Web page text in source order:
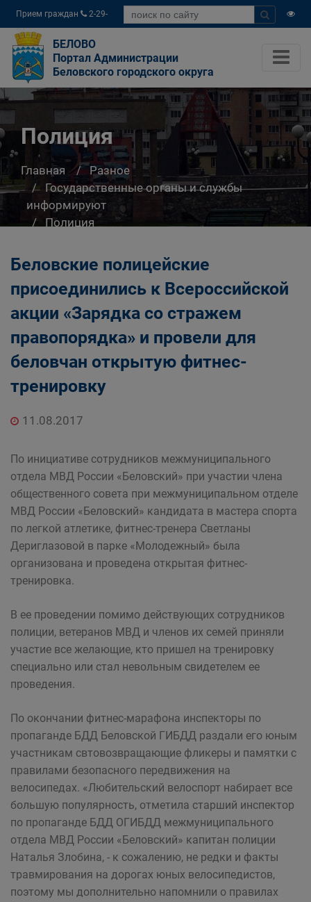
Прием граждан
2-29-
04
БЕЛОВО
Портал Администрации
Беловского городского округа
Полиция
Главная
Разное
Государственные органы и службы
информируют
Полиция
Беловские полицейские
присоединились к Всероссийской
акции «Зарядка со стражем
правопорядка» и провели для
беловчан открытую фитнес-
тренировку
11.08.2017
По инициативе сотрудников межмуниципального
отдела МВД России «Беловский» при участии члена
общественного совета при межмуниципальном отделе
МВД России «Беловский» кандидата в мастера спорта
по легкой атлетике, фитнес-тренера Светланы
Дериглазовой в парке «Молодежный» была
организована и проведена открытая фитнес-
тренировка.
В ее проведении помимо действующих сотрудников
полиции, ветеранов МВД и членов их семей приняли
участие все желающие, кто пришел на тренировку
специально или стал невольным свидетелем ее
проведения.
По окончании фитнес-марафона инспекторы по
пропаганде БДД Беловской ГИБДД раздали его юным
участникам свтовозвращающие фликеры и памятки с
правилами безопасного передвижения на
велосипедах. «Любительский велоспорт набирает все
большую популярность, отметила старший инспектор
по пропаганде БДД ОГИБДД межмуниципального
отдела МВД России «Беловский» капитан полиции
Наталья Злобина, - к сожалению, не редки и факты
травмирования на дорогах юных велосипедистов,
поэтому мы дополнительно напомнили о правилах